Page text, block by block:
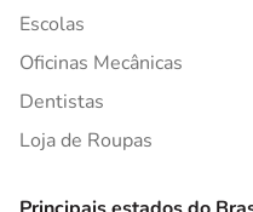
Escolas
Oficinas Mecânicas
Dentistas
Loja de Roupas